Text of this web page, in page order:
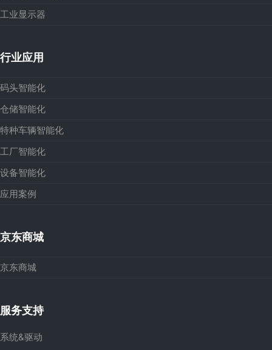
工业显示器
行业应用
码头智能化
仓储智能化
特种车辆智能化
工厂智能化
设备智能化
应用案例
京东商城
京东商城
服务支持
系统&驱动